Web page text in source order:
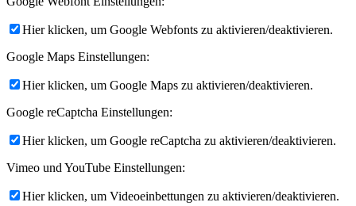
Hier klicken, um Google Webfonts zu aktivieren/deaktivieren.
Google Maps Einstellungen:
Hier klicken, um Google Maps zu aktivieren/deaktivieren.
Google reCaptcha Einstellungen:
Hier klicken, um Google reCaptcha zu aktivieren/deaktivieren.
Vimeo und YouTube Einstellungen:
Hier klicken, um Videoeinbettungen zu aktivieren/deaktivieren.